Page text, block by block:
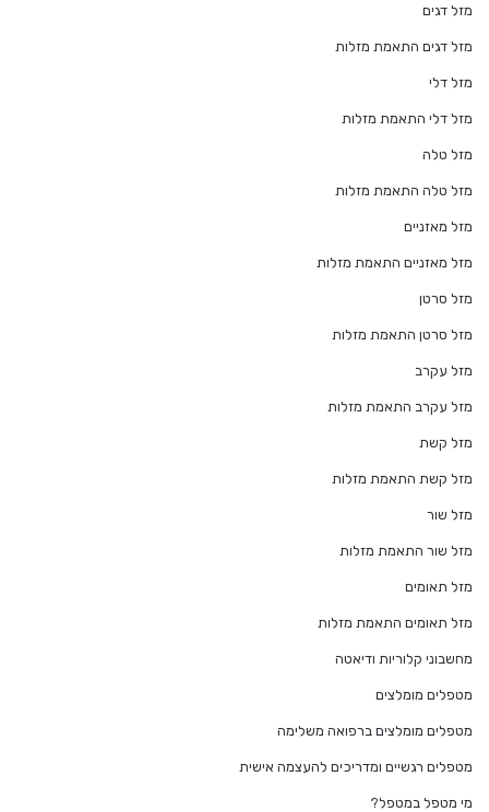
מזל דגים
מזל דגים התאמת מזלות
מזל דלי
מזל דלי התאמת מזלות
מזל טלה
מזל טלה התאמת מזלות
מזל מאזניים
מזל מאזניים התאמת מזלות
מזל סרטן
מזל סרטן התאמת מזלות
מזל עקרב
מזל עקרב התאמת מזלות
מזל קשת
מזל קשת התאמת מזלות
מזל שור
מזל שור התאמת מזלות
מזל תאומים
מזל תאומים התאמת מזלות
מחשבוני קלוריות ודיאטה
מטפלים מומלצים
מטפלים מומלצים ברפואה משלימה
מטפלים רגשיים ומדריכים להעצמה אישית
מי מטפל במטפל?